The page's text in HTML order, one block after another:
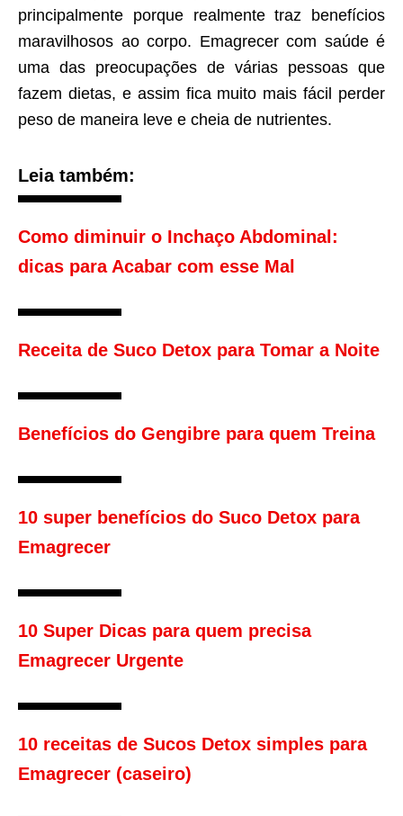
principalmente porque realmente traz benefícios
maravilhosos ao corpo. Emagrecer com saúde é
uma das preocupações de várias pessoas que
fazem dietas, e assim fica muito mais fácil perder
peso de maneira leve e cheia de nutrientes.
Leia também:
Como diminuir o Inchaço Abdominal:
dicas para Acabar com esse Mal
Receita de Suco Detox para Tomar a Noite
Benefícios do Gengibre para quem Treina
10 super benefícios do Suco Detox para
Emagrecer
10 Super Dicas para quem precisa
Emagrecer Urgente
10 receitas de Sucos Detox simples para
Emagrecer (caseiro)